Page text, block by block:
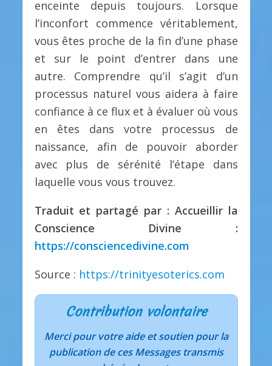
enceinte depuis toujours. Lorsque
l’inconfort commence véritablement,
vous êtes proche de la fin d’une phase
et sur le point d’entrer dans une
autre. Comprendre qu’il s’agit d’un
processus naturel vous aidera à faire
confiance à ce flux et à évaluer où vous
en êtes dans votre processus de
naissance, afin de pouvoir aborder
avec plus de sérénité l’étape dans
laquelle vous vous trouvez.
Traduit et partagé par : Accueillir la
Conscience Divine :
https://consciencedivine.com
Source : https://trinityesoterics.com
Contribution volontaire
Merci pour votre aide et soutien pour la
publication de ces Messages transmis